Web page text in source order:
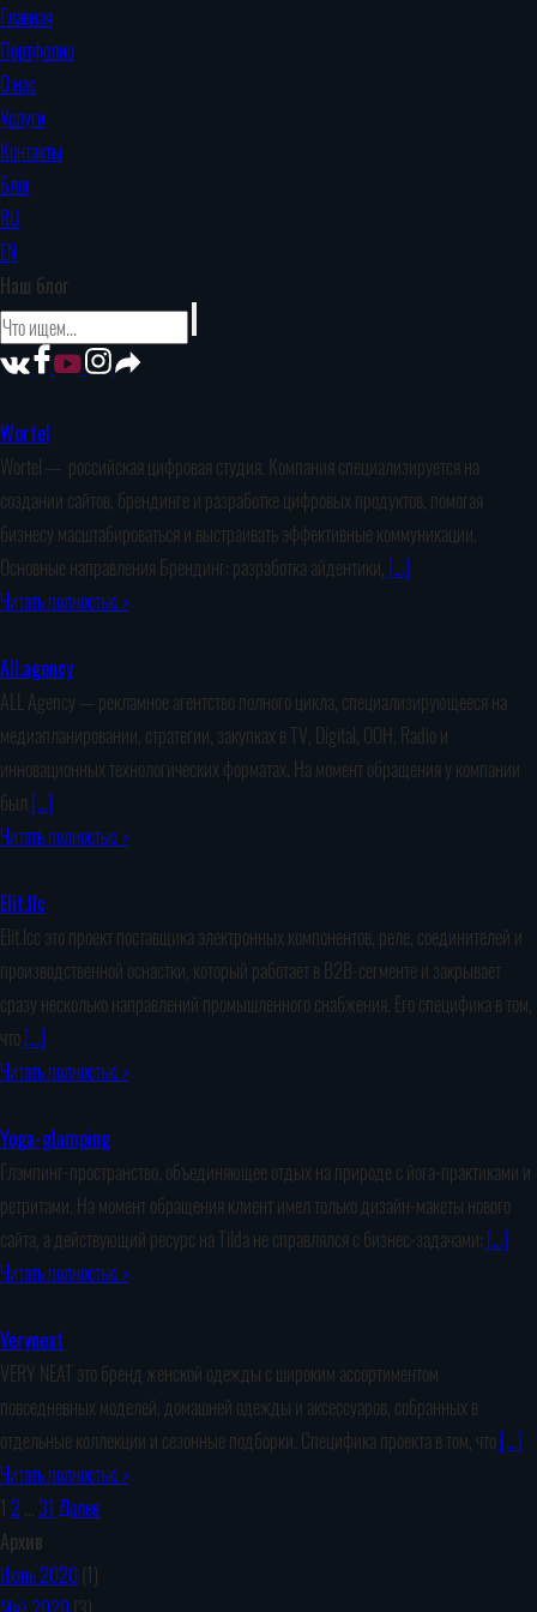
Главная
Портфолио
О нас
Услуги
Контакты
Блог
RU
EN
Наш блог
Wortel
Wortel — российская цифровая студия. Компания специализируется на
создании сайтов, брендинге и разработке цифровых продуктов, помогая
бизнесу масштабироваться и выстраивать эффективные коммуникации.
Основные направления Брендинг: разработка айдентики, […]
Читать полностью >
All.agency
ALL Agency — рекламное агентство полного цикла, специализирующееся на
медиапланировании, стратегии, закупках в TV, Digital, OOH, Radio и
инновационных технологических форматах. На момент обращения у компании
был […]
Читать полностью >
Elit.llc
Elit.lcc это проект поставщика электронных компонентов, реле, соединителей и
производственной оснастки, который работает в B2B-сегменте и закрывает
сразу несколько направлений промышленного снабжения. Его специфика в том,
что […]
Читать полностью >
Yoga-glamping
Глэмпинг-пространство, объединяющее отдых на природе с йога-практиками и
ретритами. На момент обращения клиент имел только дизайн-макеты нового
сайта, а действующий ресурс на Tilda не справлялся с бизнес-задачами: […]
Читать полностью >
Veryneat
VERY NEAT это бренд женской одежды с широким ассортиментом
повседневных моделей, домашней одежды и аксессуаров, собранных в
отдельные коллекции и сезонные подборки. Специфика проекта в том, что […]
Читать полностью >
1 2 … 31 Далее
Архив
Июнь 2020 (1)